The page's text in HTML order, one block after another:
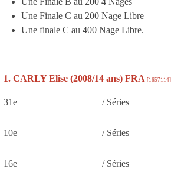
Une Finale C au 200 Nage Libre
Une finale C au 400 Nage Libre.
1. CARLY Elise (2008/14 ans) FRA [1657114]
31e / Séries
10e / Séries
16e / Séries